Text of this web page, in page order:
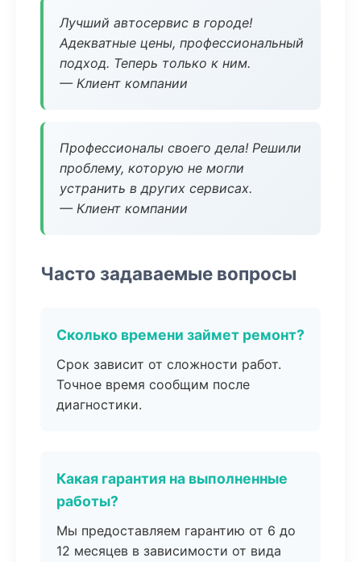
Лучший автосервис в городе!
Адекватные цены, профессиональный
подход. Теперь только к ним.
— Клиент компании
Профессионалы своего дела! Решили
проблему, которую не могли
устранить в других сервисах.
— Клиент компании
Часто задаваемые вопросы
Сколько времени займет ремонт?
Срок зависит от сложности работ.
Точное время сообщим после
диагностики.
Какая гарантия на выполненные
работы?
Мы предоставляем гарантию от 6 до
12 месяцев в зависимости от вида